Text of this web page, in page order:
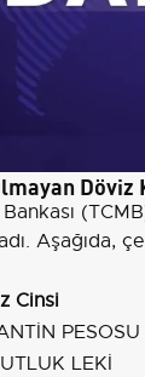
Döviz
Aşağıda,
Cinsi
PESOSU
LEKİ